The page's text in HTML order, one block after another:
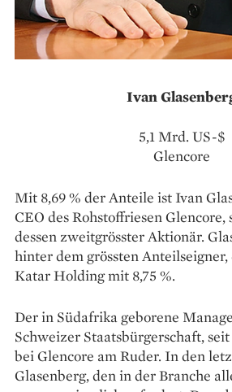
Ivan
5,1 Mrd. US-$
Glencore
Mit 8,69 % der Anteile ist Ivan
CEO des Rohstoffriesen Glencore,
dessen zweitgrösster Aktionär.
hinter dem grössten Anteilseigner,
Katar Holding mit 8,75 %.
Der in Südafrika geborene
Schweizer Staatsbürgerschaft,
bei Glencore am Ruder. In den
Glasenberg, den in der Branche